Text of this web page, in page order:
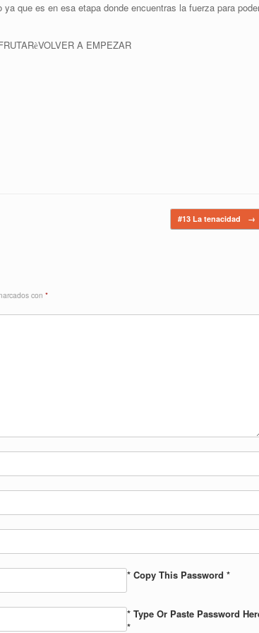
que es en esa etapa donde encuentras la fuerza para
èVOLVER A EMPEZAR
#13 La tenacidad →
con *
* Copy This Password *
* Type Or Paste Password
*